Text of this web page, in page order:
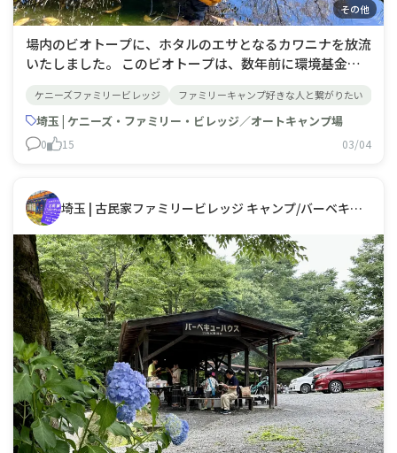
その他
場内のビオトープに、ホタルのエサとなるカワニナを放流
いたしました。 このビオトープは、数年前に環境基金を
す。 日々の手入れを重ねながら、里山本来のいのちの循
環を大切に育んできました。 今回のカワニナの放流は、
ホタルが安
ケニーズファミリービレッジ ファミリーキャンプ好きな人と繋がりたい
埼玉 | ケニーズ・ファミリー・ビレッジ／オートキャンプ場
0 15 03/04
埼玉 | 古民家ファミリービレッジ キャンプ/バーベキュー場